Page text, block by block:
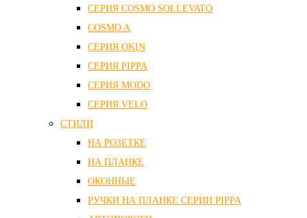
СЕРИЯ COSMO SOLLEVATO
COSMO A
СЕРИЯ OKIN
СЕРИЯ PIPPA
СЕРИЯ MODO
СЕРИЯ VELO
СТИЛИ
НА РОЗЕТКЕ
НА ПЛАНКЕ
ОКОННЫЕ
РУЧКИ НА ПЛАНКЕ СЕРИИ PIPPA